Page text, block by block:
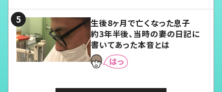
生後8ヶ月で亡くなった息子
約3年半後、当時の妻の日記に
書いてあった本音とは